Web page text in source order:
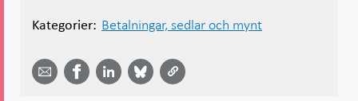
Kategorier: Betalningar, sedlar och mynt
email -
Dela på
FacebookLinkedIn
-
på
Bluesky
på
Twitter